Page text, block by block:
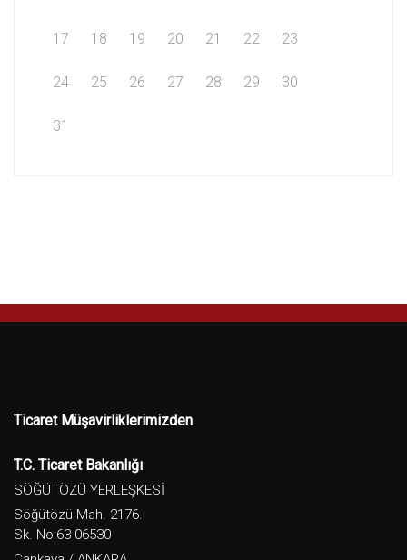
17 18 19 20 21 22 23
24 25 26 27 28 29 30
31
Ticaret Müşavirliklerimizden
T.C. Ticaret Bakanlığı
SÖĞÜTÖZÜ YERLEŞKESİ
Söğütözü Mah. 2176.
Sk. No:63 06530